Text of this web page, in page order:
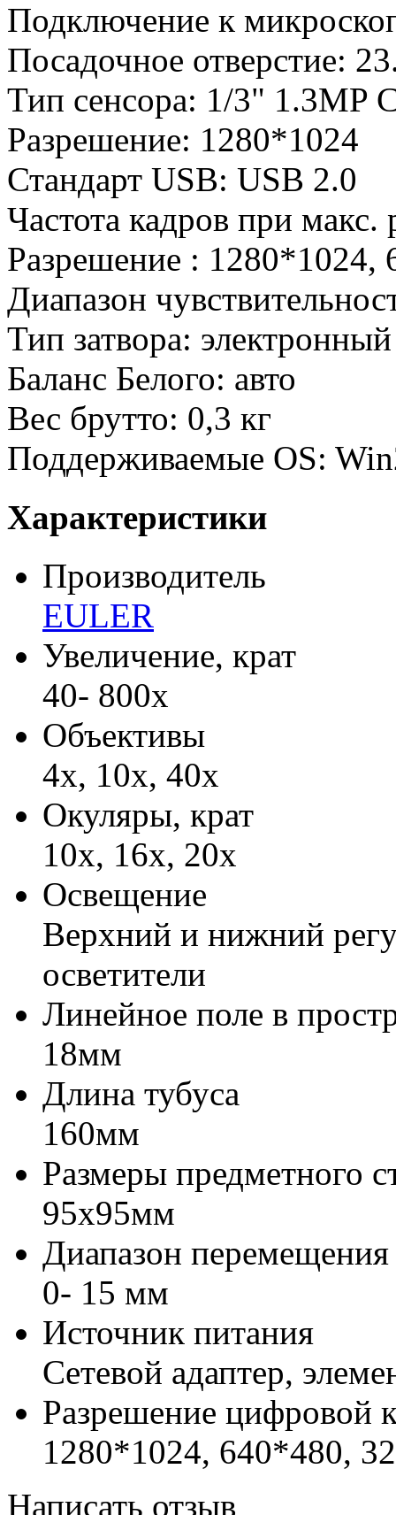
Подключение к
Посадочное отверстие:
Тип сенсора: 1/3" 1.3MP
Разрешение: 1280*1024
Стандарт USB: USB 2.0
Частота кадров при
Разрешение : 1280*1024,
Диапазон
Тип затвора: электронный
Баланс Белого: авто
Вес брутто: 0,3 кг
Поддерживаемые OS:
Характеристики
Производитель
EULER
Увеличение, крат
40- 800х
Объективы
4х, 10х, 40х
Окуляры, крат
10х, 16х, 20х
Освещение
Верхний и нижний
осветители
Линейное поле в
18мм
Длина тубуса
160мм
Размеры предметного
95х95мм
Диапазон перемещения
0- 15 мм
Источник питания
Сетевой адаптер,
Разрешение цифровой
1280*1024, 640*480,
Написать отзыв